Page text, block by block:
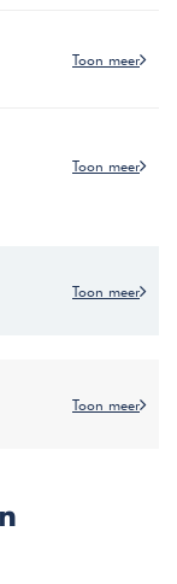
Toon meer
Toon meer
Toon meer
Toon meer